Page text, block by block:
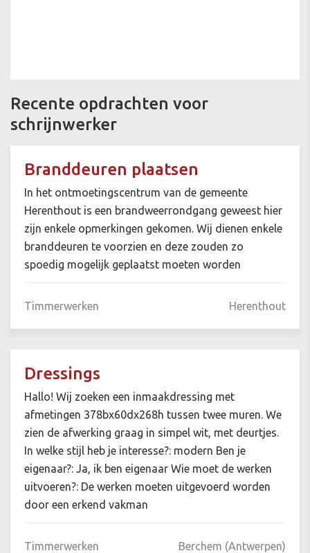
Recente opdrachten voor
schrijnwerker
Branddeuren plaatsen
In het ontmoetingscentrum van de gemeente
Herenthout is een brandweerrondgang geweest hier
zijn enkele opmerkingen gekomen. Wij dienen enkele
branddeuren te voorzien en deze zouden zo
spoedig mogelijk geplaatst moeten worden
Timmerwerken Herenthout
Dressings
Hallo! Wij zoeken een inmaakdressing met
afmetingen 378bx60dx268h tussen twee muren. We
zien de afwerking graag in simpel wit, met deurtjes.
In welke stijl heb je interesse?: modern Ben je
eigenaar?: Ja, ik ben eigenaar Wie moet de werken
uitvoeren?: De werken moeten uitgevoerd worden
door een erkend vakman
Timmerwerken Berchem (Antwerpen)